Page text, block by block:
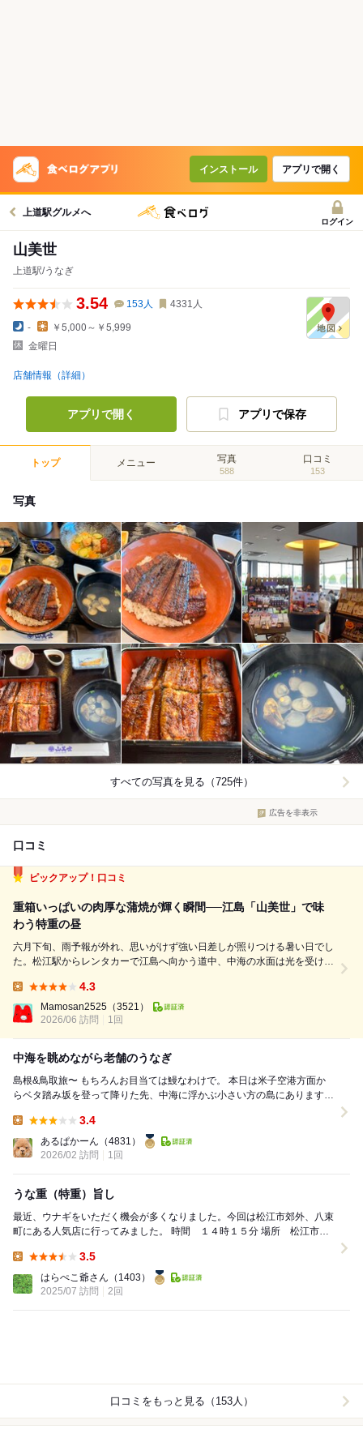
インストール アプリで開く
上道駅グルメへ
ログイン
山美世
上道駅/うなぎ
3.54 153人 4331 人
-
￥5,000～￥5,999
金曜日
店舗情報（詳細）
アプリで開く アプリで保存
トップ メニュー 写真
588
口コミ
153
写真
すべての写真を見る（725件）
広告を非表示
口コミ
ピックアップ！口コミ
重箱いっぱいの肉厚な蒲焼が輝く瞬間──江島「山美世」で味
わう特重の昼
六月下旬、雨予報が外れ、思いがけず強い日差しが照りつける暑い日でし
た。松江駅からレンタカーで江島へ向かう道中、中海の水面は光を受けて
した。旅の始まりにふさわしい静かな高揚感があり、車窓からの景色に自
然と心がほどけていきます。 江...
4.3
Mamosan2525 （3521）
2026/06 訪問
1回
中海を眺めながら老舗のうなぎ
島根&鳥取旅〜 もちろんお目当ては鰻なわけで。 本日は米子空港方面か
らベタ踏み坂を登って降りた先、中海に浮かぶ小さい方の島にあります、
3.4
あるぱかーん （4831）
2026/02 訪問
1回
うな重（特重）旨し
最近、ウナギをいただく機会が多くなりました。今回は松江市郊外、八束
町にある人気店に行ってみました。 時間 １４時１５分 場所 松江市八
3.5
はらぺこ爺さん （1403）
2025/07 訪問
2回
口コミをもっと見る（153人）